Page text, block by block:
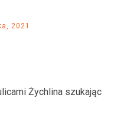
2021
Żychlina szukając